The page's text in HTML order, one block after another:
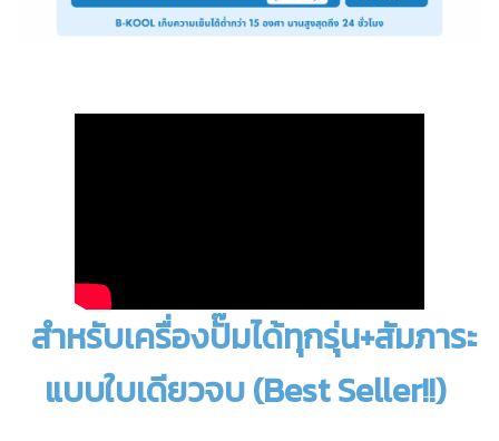
สำหรับเครื่องปั๊มได้ทุกรุ่น+สัมภาระ
แบบใบเดียวจบ (Best Seller!!)